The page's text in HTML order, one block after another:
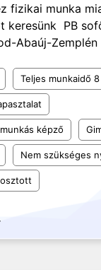
fizikai munka
keresünk PB
Abaúj-Zemplén
Teljes munkaidő
képző
Nem szükséges